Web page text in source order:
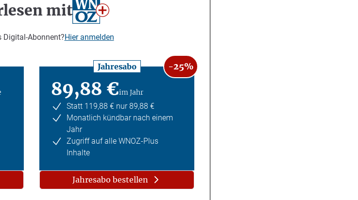
mit
Digital-Abonnent?Hier anmelden
Jahresabo -25%
89,88 €im Jahr
Statt 119,88 € nur 89,88 €
Monatlich kündbar nach einem
Jahr
Zugriff auf alle WNOZ-Plus
Inhalte
Jahresabo bestellen